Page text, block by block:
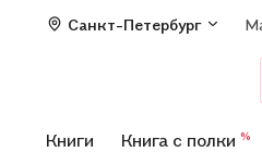
Санкт-Петербург
Книги Книга с полки %